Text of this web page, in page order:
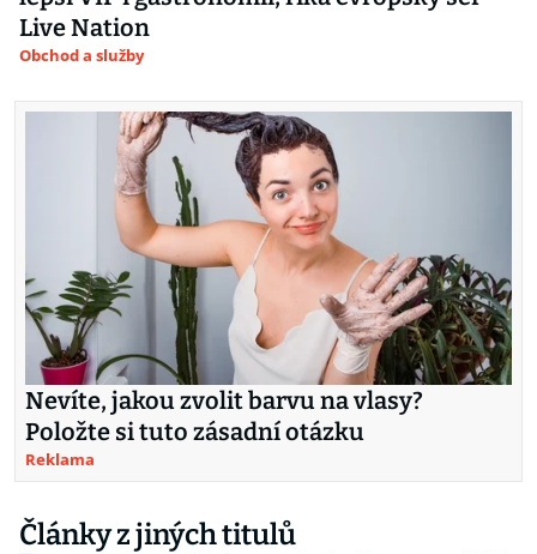
Live Nation
Obchod a služby
Nevíte, jakou zvolit barvu na vlasy?
Položte si tuto zásadní otázku
Reklama
Články z jiných titulů